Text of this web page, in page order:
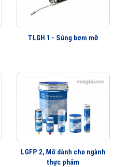
TLGH 1 - Súng bơm mỡ
LGFP 2, Mỡ dành cho ngành
thực phẩm